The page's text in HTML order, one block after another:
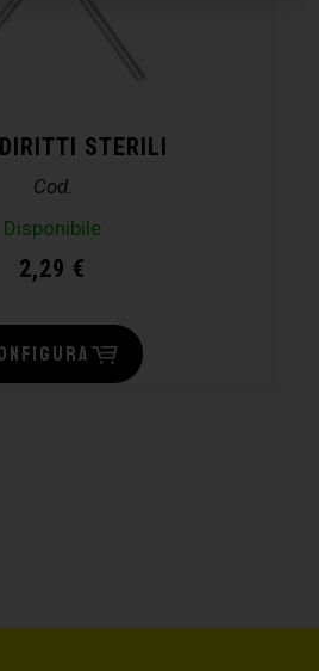
STERILI
Cod.
Disponibile
2,29 €